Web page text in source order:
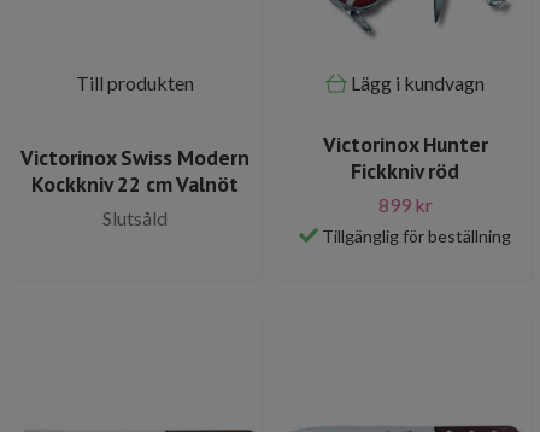
Till produkten
Victorinox Swiss Modern
Kockkniv 22 cm Valnöt
Slutsåld
Lägg i kundvagn
Victorinox Hunter
Fickkniv röd
899 kr
Tillgänglig för beställning